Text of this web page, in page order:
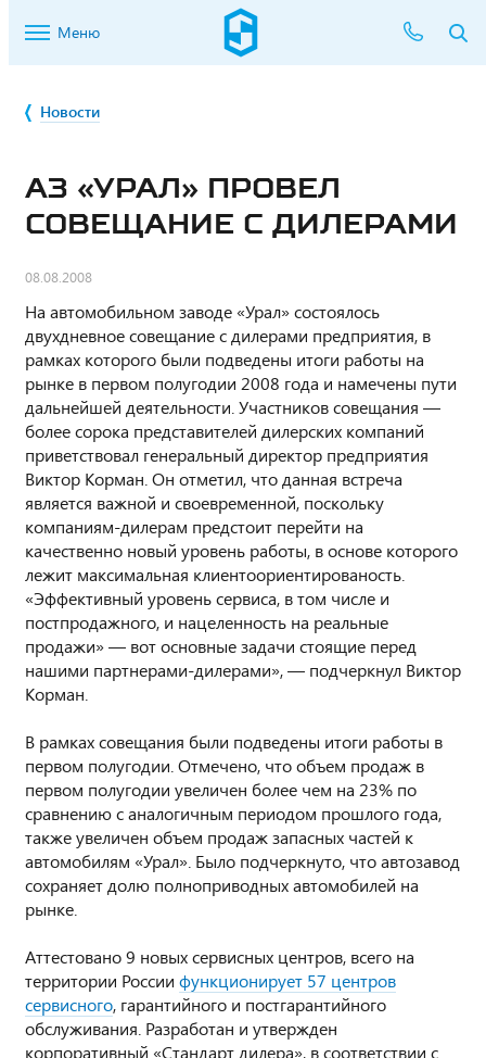
Меню
Новости
АЗ «УРАЛ» ПРОВЕЛ
СОВЕЩАНИЕ С ДИЛЕРАМИ
08.08.2008
На автомобильном заводе «Урал» состоялось
двухдневное совещание с дилерами предприятия, в
рамках которого были подведены итоги работы на
рынке в первом полугодии 2008 года и намечены пути
дальнейшей деятельности. Участников совещания —
более сорока представителей дилерских компаний
приветствовал генеральный директор предприятия
Виктор Корман. Он отметил, что данная встреча
является важной и своевременной, поскольку
компаниям-дилерам предстоит перейти на
качественно новый уровень работы, в основе которого
лежит максимальная клиентоориентированость.
«Эффективный уровень сервиса, в том числе и
постпродажного, и нацеленность на реальные
продажи» — вот основные задачи стоящие перед
нашими партнерами-дилерами», — подчеркнул Виктор
Корман.
В рамках совещания были подведены итоги работы в
первом полугодии. Отмечено, что объем продаж в
первом полугодии увеличен более чем на 23% по
сравнению с аналогичным периодом прошлого года,
также увеличен объем продаж запасных частей к
автомобилям «Урал». Было подчеркнуто, что автозавод
сохраняет долю полноприводных автомобилей на
рынке.
Аттестовано 9 новых сервисных центров, всего на
территории России функционирует 57 центров
сервисного, гарантийного и постгарантийного
обслуживания. Разработан и утвержден
корпоративный «Стандарт дилера», в соответствии с